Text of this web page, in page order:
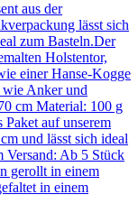
aus der
lässt sich
zum Basteln.Der
Holstentor,
einer Hanse-Kogge
Anker und
cm Material: 100 g
auf unserem
und lässt sich ideal
Versand: Ab 5 Stück
gerollt in einem
in einem